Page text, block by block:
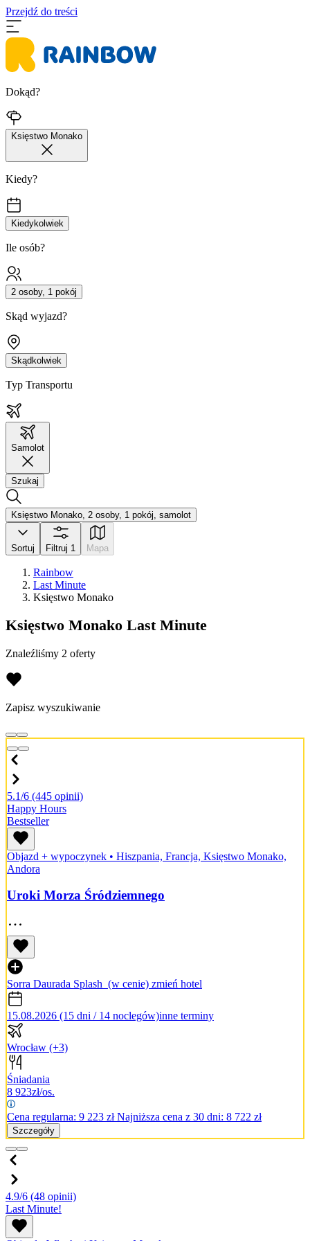
Przejdź do treści
Dokąd?
Księstwo Monako
Kiedy?
Kiedykolwiek
Ile osób?
2 osoby, 1 pokój
Skąd wyjazd?
Skądkolwiek
Typ Transportu
Samolot
Szukaj
Księstwo Monako, 2 osoby, 1 pokój, samolot
Sortuj Filtruj 1 Mapa
Rainbow
Last Minute
Księstwo Monako
Księstwo Monako Last Minute
Znaleźliśmy 2 oferty
Zapisz wyszukiwanie
5.1/6 (445 opinii)
Happy Hours
Bestseller
Objazd + wypoczynek • Hiszpania, Francja, Księstwo Monako,
Andora
Uroki Morza Śródziemnego
Sorra Daurada Splash (w cenie) zmień hotel
15.08.2026 (15 dni / 14 noclegów)inne terminy
Wrocław (+3)
Śniadania
8 923zł/os.
Cena regularna: 9 223 złNajniższa cena z 30 dni: 8 722 zł
Szczegóły
4.9/6 (48 opinii)
Last Minute!